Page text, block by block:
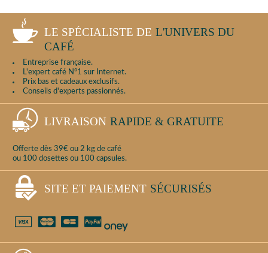
LE SPÉCIALISTE DE L'UNIVERS DU
CAFÉ
Entreprise française.
L'expert café N°1 sur Internet.
Prix bas et cadeaux exclusifs.
Conseils d'experts passionnés.
LIVRAISON RAPIDE & GRATUITE
Offerte dès 39€ ou 2 kg de café
ou 100 dosettes ou 100 capsules.
SITE ET PAIEMENT SÉCURISÉS